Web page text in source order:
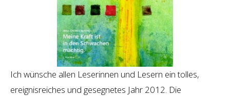
Ich wünsche allen Leserinnen und Lesern ein tolles,
ereignisreiches und gesegnetes Jahr 2012. Die